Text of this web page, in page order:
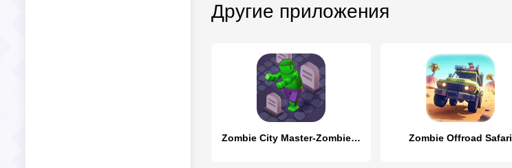
Другие приложения
Zombie City Master-Zombie Game Zombie Offroad Safari